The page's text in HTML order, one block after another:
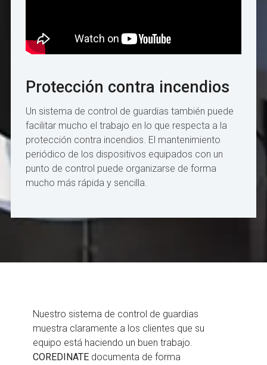
Protección contra incendios
Un sistema de control de guardias también puede
facilitar mucho el trabajo en lo que respecta a la
protección contra incendios. El mantenimiento
periódico de los dispositivos equipados con un
punto de control puede organizarse de forma
mucho más rápida y sencilla.
Nuestro sistema de control de guardias
muestra claramente a los clientes que su
equipo está haciendo un buen trabajo.
COREDINATE documenta de forma